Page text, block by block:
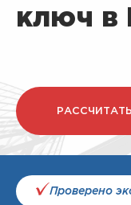
ключ в
Проверено